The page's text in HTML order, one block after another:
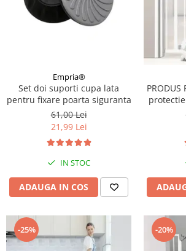
Empria®
Set doi suporti cupa lata
pentru fixare poarta siguranta
61,00 Lei
21,99 Lei
IN STOC
ADAUGA IN COS
PRODUS
scari,
-25% -20%